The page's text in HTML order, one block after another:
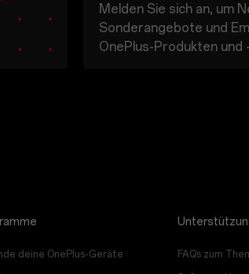
Melden Sie sich an, um
Sonderangebote und
OnePlus-Produkten und -
Ich habe die
deine OnePlus-Geräte FAQs zum